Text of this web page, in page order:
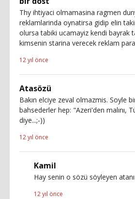
Thy ihtiyaci olmamasina ragmen
reklamlarinda oynatirsa gidip elin
olursa tabiki ucamayiz kendi bayrak
kimsenin starina verecek reklam
12 yıl önce
Atasözü
Bakın elciye zeval olmazmis. Soyle
bahsederler hep: "Azeri'den malını,
diye...;-))
12 yıl önce
Kamil
Hay senin o sözü söyleyen atanı
12 yıl önce